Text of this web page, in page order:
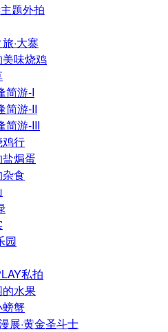
题外拍
·大寨
味烧鸡
简游-I
简游-II
简游-III
行
焗蛋
食
园
私拍
水果
蟹
展·黄金圣斗士